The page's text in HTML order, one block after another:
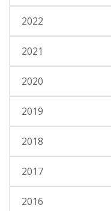
2022
2021
2020
2019
2018
2017
2016